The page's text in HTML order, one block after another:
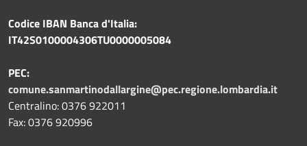
Codice IBAN Banca d'Italia:
IT42S0100004306TU0000005084
PEC:
comune.sanmartinodallargine@pec.regione.lombardia.it
Centralino: 0376 922011
Fax: 0376 920996